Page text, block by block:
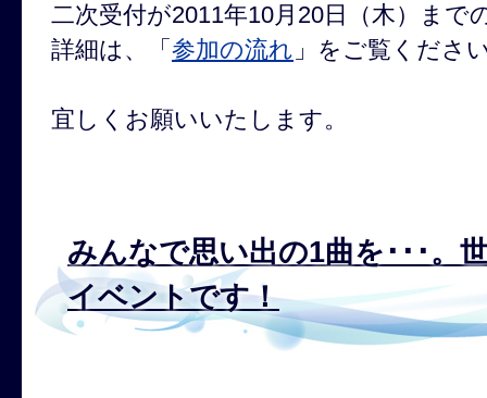
二次受付が2011年10月20日（木）まで
詳細は、「 参加の流れ 」をご覧くださ
宜しくお願いいたします。
みんなで思い出の1曲を･･･。
イベントです！